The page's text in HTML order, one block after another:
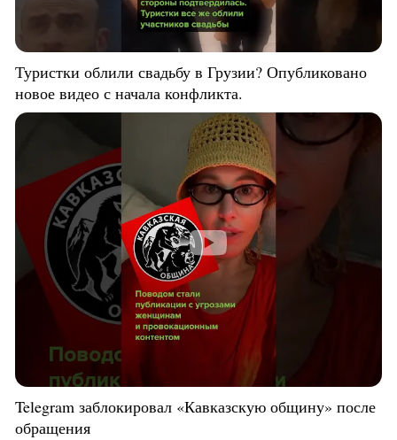
Туристки облили свадьбу в Грузии? Опубликовано
новое видео с начала конфликта.
Telegram заблокировал «Кавказскую общину» после
обращения